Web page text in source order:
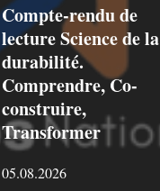
Compte-rendu de
lecture Science de la
durabilité.
Comprendre, Co-
construire,
Transformer
05.08.2026